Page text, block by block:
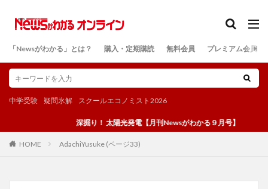
「Newsがわかる」とは？ 購入・定期購読 無料会員 プレミアム会員
中学受験 疑問氷解 スクールエコノミスト2026
深掘り！ 太陽光発電【月刊Newsがわかる９月号】
HOME AdachiYusuke (ページ33)
検索